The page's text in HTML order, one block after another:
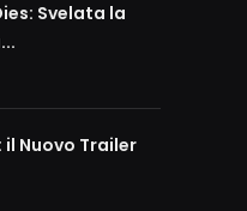
Svelata la
Nuovo Trailer